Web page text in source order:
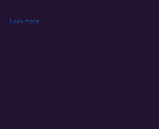
Lees meer